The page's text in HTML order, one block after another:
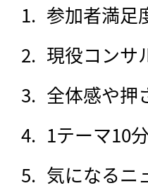
参加者満足
現役コンサ
全体感や押
1テーマ10
気になるニ